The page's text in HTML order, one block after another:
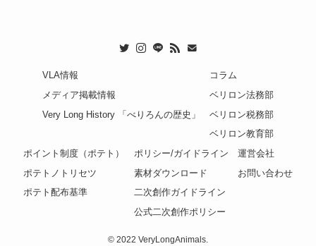
VLA情報
メディア掲載情報
Very Long History 「べりろんの歴史」
コラム
ベリロン法務部
ベリロン税務部
ベリロン教育部
ポイント制度（ポテト）
ポテトノトリセツ
ポテト配布基準
ポリシー/ガイドライン
素材ダウンロード
二次創作ガイドライン
公式二次創作ポリシー
運営会社
お問い合わせ
© 2022 VeryLongAnimals.